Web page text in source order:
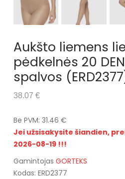
Aukšto liemens
pėdkelnės 20
spalvos
38.07 €
Be PVM: 31.46 €
Jei užsisakysite šiandien,
2026-08-19 !!!
Gamintojas GORTEKS
Kodas: ERD2377